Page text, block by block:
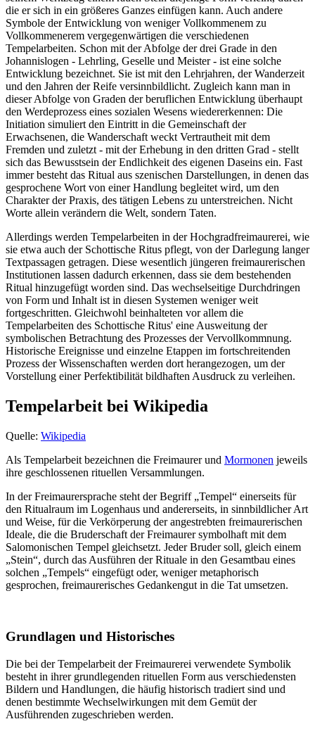
die er sich in ein größeres Ganzes einfügen kann. Auch andere
Symbole der Entwicklung von weniger Vollkommenem zu
Vollkommenerem vergegenwärtigen die verschiedenen
Tempelarbeiten. Schon mit der Abfolge der drei Grade in den
Johannislogen - Lehrling, Geselle und Meister - ist eine solche
Entwicklung bezeichnet. Sie ist mit den Lehrjahren, der Wanderzeit
und den Jahren der Reife versinnbildlicht. Zugleich kann man in
dieser Abfolge von Graden der beruflichen Entwicklung überhaupt
den Werdeprozess eines sozialen Wesens wiedererkennen: Die
Initiation simuliert den Eintritt in die Gemeinschaft der
Erwachsenen, die Wanderschaft weckt Vertrautheit mit dem
Fremden und zuletzt - mit der Erhebung in den dritten Grad - stellt
sich das Bewusstsein der Endlichkeit des eigenen Daseins ein. Fast
immer besteht das Ritual aus szenischen Darstellungen, in denen das
gesprochene Wort von einer Handlung begleitet wird, um den
Charakter der Praxis, des tätigen Lebens zu unterstreichen. Nicht
Worte allein verändern die Welt, sondern Taten.
Allerdings werden Tempelarbeiten in der Hochgradfreimaurerei, wie
sie etwa auch der Schottische Ritus pflegt, von der Darlegung langer
Textpassagen getragen. Diese wesentlich jüngeren freimaurerischen
Institutionen lassen dadurch erkennen, dass sie dem bestehenden
Ritual hinzugefügt worden sind. Das wechselseitige Durchdringen
von Form und Inhalt ist in diesen Systemen weniger weit
fortgeschritten. Gleichwohl beinhalteten vor allem die
Tempelarbeiten des Schottische Ritus' eine Ausweitung der
symbolischen Betrachtung des Prozesses der Vervollkommnung.
Historische Ereignisse und einzelne Etappen im fortschreitenden
Prozess der Wissenschaften werden dort herangezogen, um der
Vorstellung einer Perfektibilität bildhaften Ausdruck zu verleihen.
Tempelarbeit bei Wikipedia
Quelle: Wikipedia
Als Tempelarbeit bezeichnen die Freimaurer und Mormonen jeweils
ihre geschlossenen rituellen Versammlungen.
In der Freimaurersprache steht der Begriff „Tempel“ einerseits für
den Ritualraum im Logenhaus und andererseits, in sinnbildlicher Art
und Weise, für die Verkörperung der angestrebten freimaurerischen
Ideale, die die Bruderschaft der Freimaurer symbolhaft mit dem
Salomonischen Tempel gleichsetzt. Jeder Bruder soll, gleich einem
„Stein“, durch das Ausführen der Rituale in den Gesamtbau eines
solchen „Tempels“ eingefügt oder, weniger metaphorisch
gesprochen, freimaurerisches Gedankengut in die Tat umsetzen.
Grundlagen und Historisches
Die bei der Tempelarbeit der Freimaurerei verwendete Symbolik
besteht in ihrer grundlegenden rituellen Form aus verschiedensten
Bildern und Handlungen, die häufig historisch tradiert sind und
denen bestimmte Wechselwirkungen mit dem Gemüt der
Ausführenden zugeschrieben werden.